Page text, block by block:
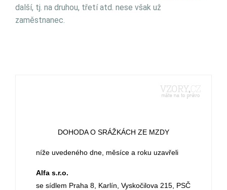
další, tj. na druhou, třetí atd. nese však už
zaměstnanec.
DOHODA O SRÁŽKÁCH ZE MZDY
níže uvedeného dne, měsíce a roku uzavřeli
Alfa s.r.o.
se sídlem Praha 8, Karlín, Vyskočilova 215, PSČ